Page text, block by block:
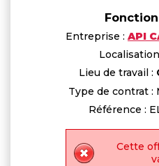
Entreprise : API
Lieu de travail :
Type de contrat
Référence :
Cette